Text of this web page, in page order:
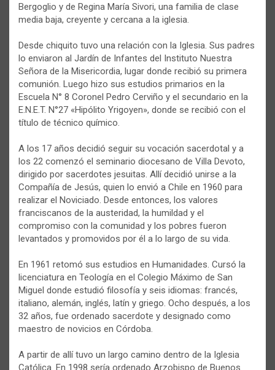
Bergoglio y de Regina María Sivori, una familia de clase
media baja, creyente y cercana a la iglesia.
Desde chiquito tuvo una relación con la Iglesia. Sus padres
lo enviaron al Jardín de Infantes del Instituto Nuestra
Señora de la Misericordia, lugar donde recibió su primera
comunión. Luego hizo sus estudios primarios en la
Escuela N° 8 Coronel Pedro Cerviño y el secundario en la
E.N.E.T. N°27 «Hipólito Yrigoyen», donde se recibió con el
título de técnico químico.
A los 17 años decidió seguir su vocación sacerdotal y a
los 22 comenzó el seminario diocesano de Villa Devoto,
dirigido por sacerdotes jesuitas. Allí decidió unirse a la
Compañía de Jesús, quien lo envió a Chile en 1960 para
realizar el Noviciado. Desde entonces, los valores
franciscanos de la austeridad, la humildad y el
compromiso con la comunidad y los pobres fueron
levantados y promovidos por él a lo largo de su vida.
En 1961 retomó sus estudios en Humanidades. Cursó la
licenciatura en Teología en el Colegio Máximo de San
Miguel donde estudió filosofía y seis idiomas: francés,
italiano, alemán, inglés, latín y griego. Ocho después, a los
32 años, fue ordenado sacerdote y designado como
maestro de novicios en Córdoba.
A partir de allí tuvo un largo camino dentro de la Iglesia
Católica. En 1998 sería ordenado Arzobispo de Buenos